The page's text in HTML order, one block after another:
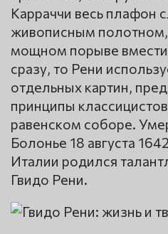
Карраччи весь плафон
живописным
мощном порыве
сразу, то Рени
отдельных картин,
принципы
равенском соборе.
Болонье 18 августа
Италии родился
Гвидо Рени.